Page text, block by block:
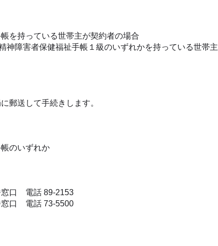
を持っている世帯主が契約者の場合
神障害者保健福祉手帳１級のいずれかを持っている世帯主
郵送して手続きします。
のいずれか
口 電話 89-2153
電話 73-5500